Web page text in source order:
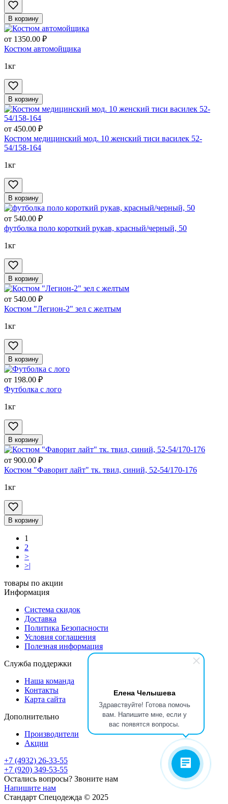
Елена Челышева
Здравствуйте! Готова помочь
вам. Напишите мне, если у
вас появятся вопросы.
В корзину
от 1350.00 ₽
Костюм автомойщика
1кг
В корзину
от 450.00 ₽
Костюм медицинский мод. 10 женский тиси василек 52-
54/158-164
1кг
В корзину
от 540.00 ₽
футболка поло короткий рукав, красный/черный, 50
1кг
В корзину
от 540.00 ₽
Костюм "Легион-2" зел с желтым
1кг
В корзину
от 198.00 ₽
Футболка с лого
1кг
В корзину
от 900.00 ₽
Костюм "Фаворит лайт" тк. твил, синий, 52-54/170-176
1кг
В корзину
1
2
>
>|
товары по акции
Информация
Система скидок
Доставка
Политика Безопасности
Условия соглашения
Полезная информация
Служба поддержки
Наша команда
Контакты
Карта сайта
Дополнительно
Производители
Акции
+7 (4932) 26-33-55
+7 (920) 349-53-55
Остались вопросы? Звоните нам
Напишите нам
Стандарт Спецодежда © 2025